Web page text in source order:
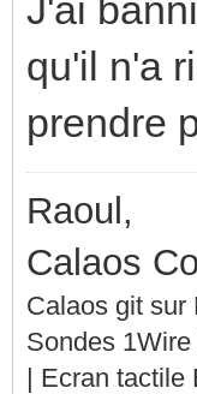
J'ai
qu'il n'a
prendre
Raoul,
Calaos
Calaos git sur
Sondes
| Ecran tactile